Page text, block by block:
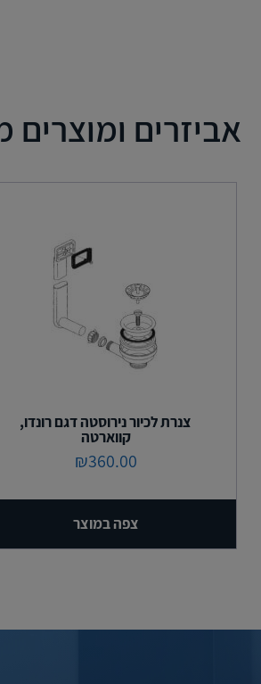
אביזרים ומוצרים
צנרת לכיור נירוסטה דגם רונדו,
קווארטה
₪360.00
צפה במוצר